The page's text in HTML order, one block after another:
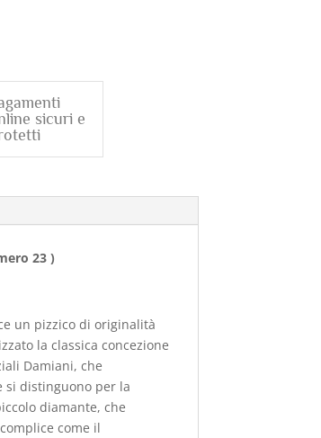
sicuri e
23 )
un pizzico di originalità
la classica concezione
Damiani, che
si distinguono per la
diamante, che
come il